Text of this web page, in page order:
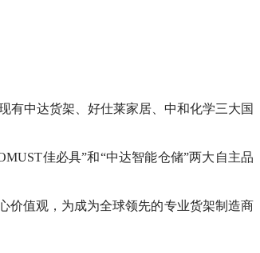
有中达货架、好仕莱家居、中和化学三大国
佳必具”和“中达智能仓储”两大自主品
价值观，为成为全球领先的专业货架制造商